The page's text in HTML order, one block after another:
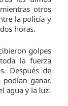
otros
la policía y
horas.
golpes
la fuerza
Después de
ganar,
agua y la luz.